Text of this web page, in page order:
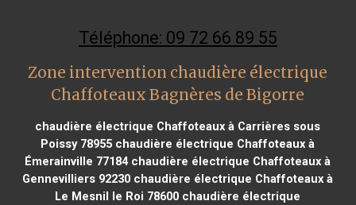
Téléphone: 09 72 66 89 55
Zone intervention chaudière électrique
Chaffoteaux Bagnères de Bigorre
chaudière électrique Chaffoteaux à Carrières sous
Poissy 78955 chaudière électrique Chaffoteaux à
Émerainville 77184chaudière électrique Chaffoteaux à
Gennevilliers 92230 chaudière électrique Chaffoteaux à
Le Mesnil le Roi 78600 chaudière électrique